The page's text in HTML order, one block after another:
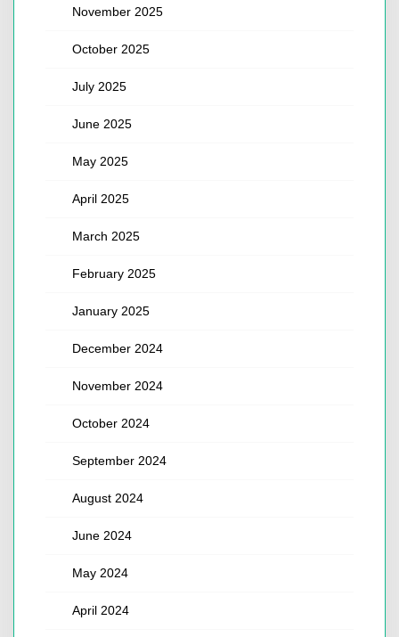
November 2025
October 2025
July 2025
June 2025
May 2025
April 2025
March 2025
February 2025
January 2025
December 2024
November 2024
October 2024
September 2024
August 2024
June 2024
May 2024
April 2024